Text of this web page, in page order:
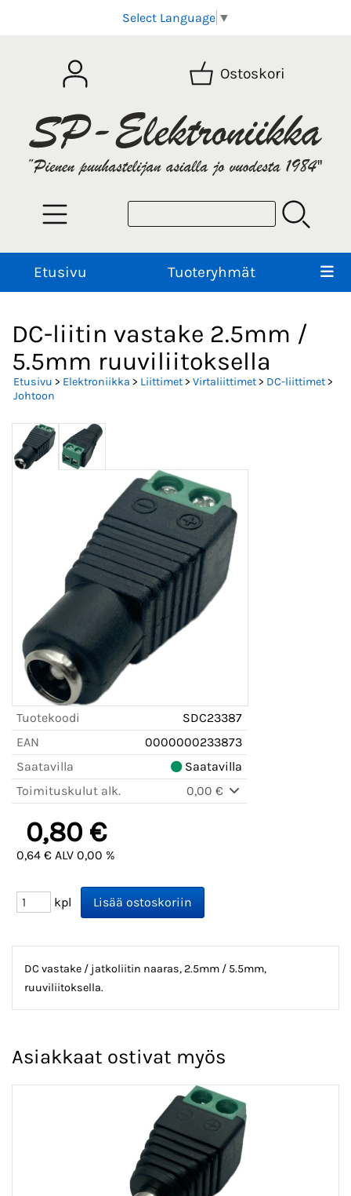
Select Language ▼
Ostoskori
Etusivu Tuoteryhmät
DC-liitin vastake 2.5mm /
5.5mm ruuviliitoksella
Etusivu > Elektroniikka > Liittimet> Virtaliittimet> DC-liittimet>
Johtoon
Tuotekoodi
SDC23387
EAN
0000000233873
Saatavilla
Saatavilla
Toimituskulut alk.
0,00 €
0,80 €
0,64 € ALV 0,00 %
kpl
DC vastake / jatkoliitin naaras, 2.5mm / 5.5mm,
ruuviliitoksella.
Asiakkaat ostivat myös